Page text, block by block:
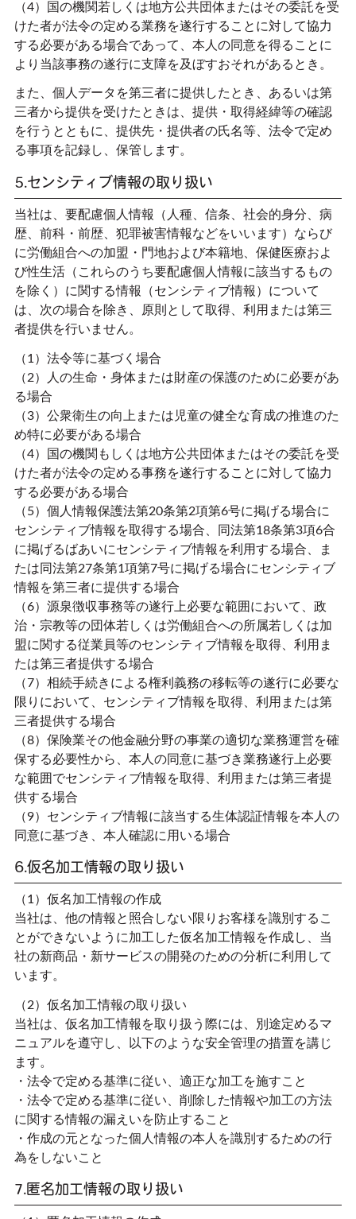
（4）国の機関若しくは地方公共団体またはその委託を受
けた者が法令の定める業務を遂行することに対して協力
する必要がある場合であって、本人の同意を得ることに
より当該事務の遂行に支障を及ぼすおそれがあるとき。
また、個人データを第三者に提供したとき、あるいは第
三者から提供を受けたときは、提供・取得経緯等の確認
を行うとともに、提供先・提供者の氏名等、法令で定め
る事項を記録し、保管します。
5.センシティブ情報の取り扱い
当社は、要配慮個人情報（人種、信条、社会的身分、病
歴、前科・前歴、犯罪被害情報などをいいます）ならび
に労働組合への加盟・門地および本籍地、保健医療およ
び性生活（これらのうち要配慮個人情報に該当するもの
を除く）に関する情報（センシティブ情報）について
は、次の場合を除き、原則として取得、利用または第三
者提供を行いません。
（1）法令等に基づく場合
（2）人の生命・身体または財産の保護のために必要があ
る場合
（3）公衆衛生の向上または児童の健全な育成の推進のた
め特に必要がある場合
（4）国の機関もしくは地方公共団体またはその委託を受
けた者が法令の定める事務を遂行することに対して協力
する必要がある場合
（5）個人情報保護法第20条第2項第6号に掲げる場合に
センシティブ情報を取得する場合、同法第18条第3項6合
に掲げるばあいにセンシティブ情報を利用する場合、ま
たは同法第27条第1項第7号に掲げる場合にセンシティブ
情報を第三者に提供する場合
（6）源泉徴収事務等の遂行上必要な範囲において、政
治・宗教等の団体若しくは労働組合への所属若しくは加
盟に関する従業員等のセンシティブ情報を取得、利用ま
たは第三者提供する場合
（7）相続手続きによる権利義務の移転等の遂行に必要な
限りにおいて、センシティブ情報を取得、利用または第
三者提供する場合
（8）保険業その他金融分野の事業の適切な業務運営を確
保する必要性から、本人の同意に基づき業務遂行上必要
な範囲でセンシティブ情報を取得、利用または第三者提
供する場合
（9）センシティブ情報に該当する生体認証情報を本人の
同意に基づき、本人確認に用いる場合
6.仮名加工情報の取り扱い
（1）仮名加工情報の作成
当社は、他の情報と照合しない限りお客様を識別するこ
とができないように加工した仮名加工情報を作成し、当
社の新商品・新サービスの開発のための分析に利用して
います。
（2）仮名加工情報の取り扱い
当社は、仮名加工情報を取り扱う際には、別途定めるマ
ニュアルを遵守し、以下のような安全管理の措置を講じ
ます。
・法令で定める基準に従い、適正な加工を施すこと
・法令で定める基準に従い、削除した情報や加工の方法
に関する情報の漏えいを防止すること
・作成の元となった個人情報の本人を識別するための行
為をしないこと
7.匿名加工情報の取り扱い